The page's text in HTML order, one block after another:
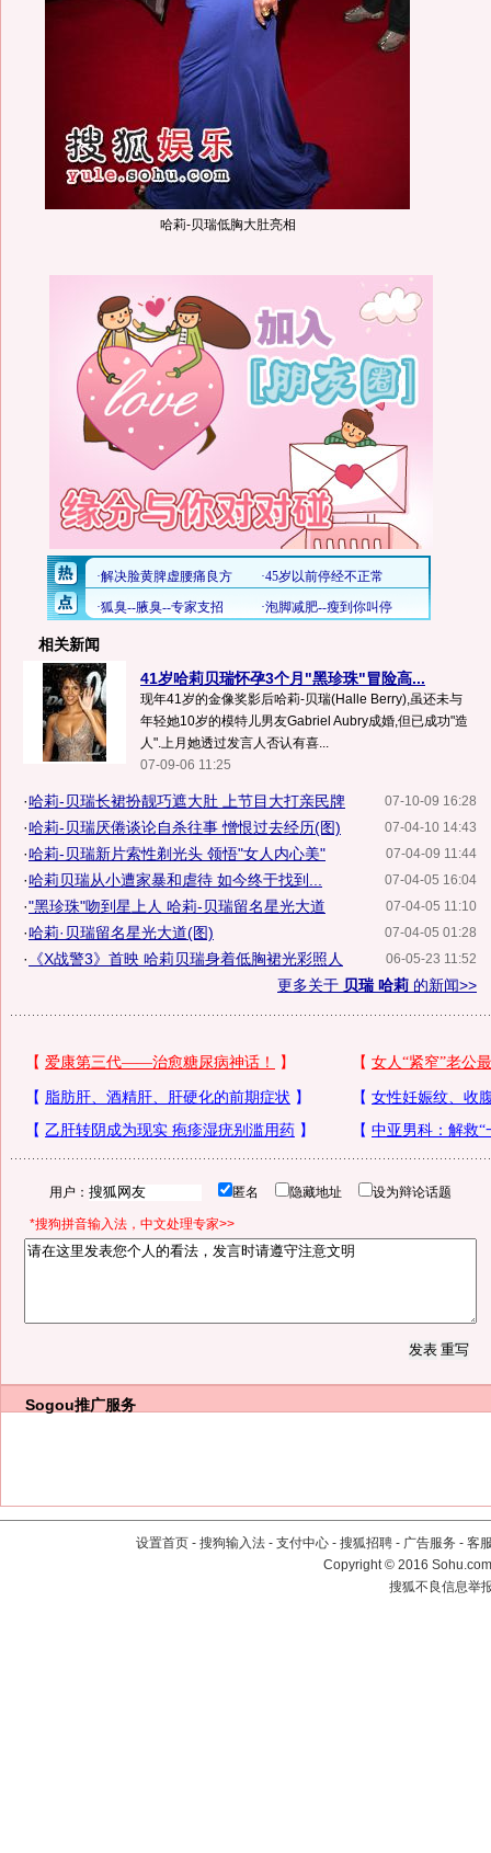
哈莉-贝瑞低胸大肚亮相
相关新闻
41岁哈莉贝瑞怀孕3个月"黑珍珠"冒险高...
现年41岁的金像奖影后哈莉-贝瑞(Halle Berry),虽还未与
年轻她10岁的模特儿男友Gabriel Aubry成婚,但已成功"造
人".上月她透过发言人否认有喜...
07-09-06 11:25
07-10-09 16:28
·哈莉-贝瑞长裙扮靓巧遮大肚 上节目大打亲民牌
07-04-10 14:43
·哈莉-贝瑞厌倦谈论自杀往事 憎恨过去经历(图)
07-04-09 11:44
·哈莉-贝瑞新片索性剃光头 领悟"女人内心美"
07-04-05 16:04
·哈莉贝瑞从小遭家暴和虐待 如今终于找到...
07-04-05 11:10
·"黑珍珠"吻到星上人 哈莉-贝瑞留名星光大道
07-04-05 01:28
·哈莉·贝瑞留名星光大道(图)
06-05-23 11:52
·
《X战警3》首映 哈莉贝瑞身着低胸裙光彩照人
更多关于 贝瑞 哈莉 的新闻>>
用户： 匿名 隐藏地址 设为辩论话题
*搜狗拼音输入法，中文处理专家>>
Sogou推广服务
设置首页 - 搜狗输入法 - 支付中心 - 搜狐招聘 - 广告服务 - 客
Copyright©2016
搜狐不良信息举